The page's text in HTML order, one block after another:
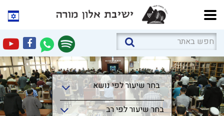
בחר שיעור לפי נושא
בחר שיעור לפי נושא
בחר שיעור לפי רב